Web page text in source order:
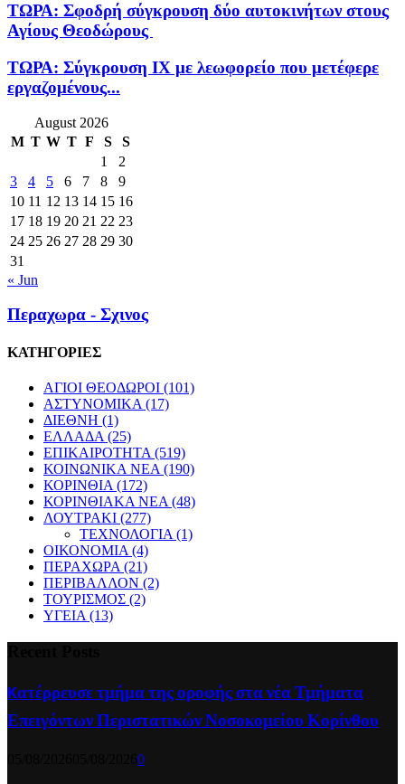
ΤΩΡΑ: Σφοδρή σύγκρουση δύο αυτοκινήτων στους
Αγίους Θεοδώρους
ΤΩΡΑ: Σύγκρουση ΙΧ με λεωφορείο που μετέφερε
εργαζομένους...
August 2026
M T W T F S
S
1
2
3
4 5 6 7 8
9
10 11 12 13 14 15 16
17 18 19 20 21 22 23
24 25 26 27 28 29 30
31
« Jun
Περαχωρα - Σχινος
ΚΑΤΗΓΟΡΙΕΣ
ΑΓΙΟΙ ΘΕΟΔΩΡΟΙ (101)
ΑΣΤΥΝΟΜΙΚΑ (17)
ΔΙΕΘΝΗ (1)
ΕΛΛΑΔΑ (25)
ΕΠΙΚΑΙΡΟΤΗΤΑ (519)
ΚΟΙΝΩΝΙΚΑ ΝΕΑ (190)
ΚΟΡΙΝΘΙΑ (172)
ΚΟΡΙΝΘΙΑΚΑ ΝΕΑ (48)
ΛΟΥΤΡΑΚΙ (277)
ΤΕΧΝΟΛΟΓΙΑ (1)
ΟΙΚΟΝΟΜΙΑ (4)
ΠΕΡΑΧΩΡΑ (21)
ΠΕΡΙΒΑΛΛΟΝ (2)
ΤΟΥΡΙΣΜΟΣ (2)
ΥΓΕΙΑ (13)
Kατέρρευσε τμήμα της οροφής στα νέα Τμήματα
Επειγόντων Περιστατικών Νοσοκομείου Κορίνθου
0